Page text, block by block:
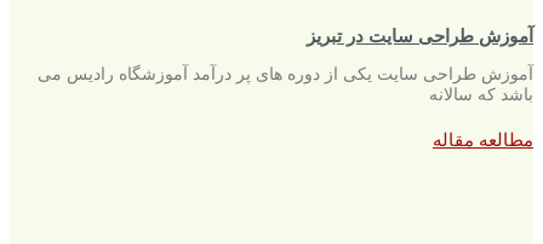
آموزش طراحی سایت در تبریز
آموزش طراحی سایت یکی از دوره های پر درآمد آموزشگاه رادیس می
باشد که سالانه
مطالعه مقاله